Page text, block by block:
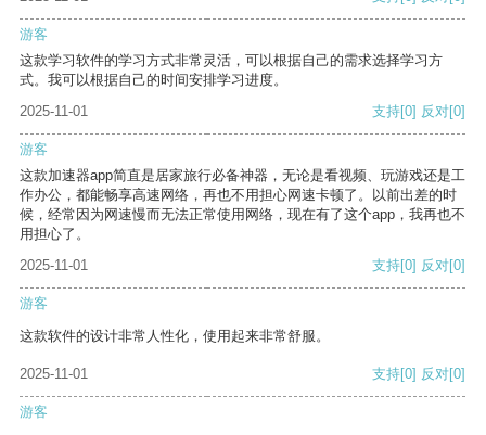
游客
这款学习软件的学习方式非常灵活，可以根据自己的需求选择学习方
式。我可以根据自己的时间安排学习进度。
2025-11-01
支持[0] 反对[0]
游客
这款加速器app简直是居家旅行必备神器，无论是看视频、玩游戏还是工
作办公，都能畅享高速网络，再也不用担心网速卡顿了。以前出差的时
候，经常因为网速慢而无法正常使用网络，现在有了这个app，我再也不
用担心了。
2025-11-01
支持[0] 反对[0]
游客
这款软件的设计非常人性化，使用起来非常舒服。
2025-11-01 支持[0] 反对[0]
游客